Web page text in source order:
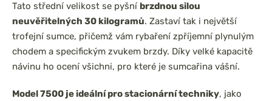
Tato střední velikost se pyšní brzdnou silou
neuvěřitelných 30 kilogramů. Zastaví tak i největší
trofejní sumce, přičemž vám rybaření zpříjemní plynulým
chodem a specifickým zvukem brzdy. Díky velké kapacitě
návinu ho ocení všichni, pro které je sumcařina vášní.
Model 7500 je ideální pro stacionární techniky, jako